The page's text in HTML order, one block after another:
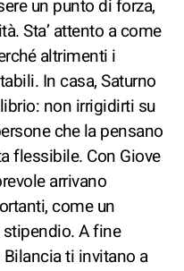
un punto di forza,
Sta’ attento a come
altrimenti i
In casa, Saturno
non irrigidirti su
che la pensano
flessibile. Con Giove
arrivano
come un
A fine
ti invitano a